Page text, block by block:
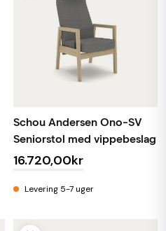
Schou Andersen Ono-SV
Seniorstol med vippebeslag
16.720,00kr
Levering 5-7 uger